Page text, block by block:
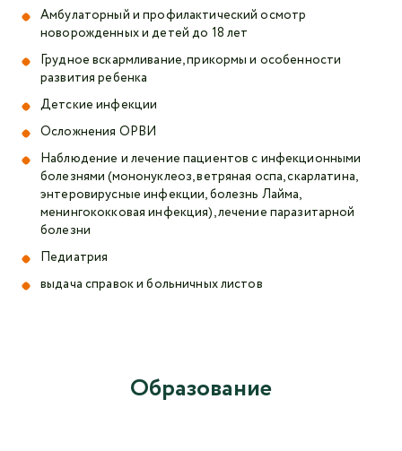
Амбулаторный и профилактический осмотр
новорожденных и детей до 18 лет
Грудное вскармливание, прикормы и особенности
развития ребенка
Детские инфекции
Осложнения ОРВИ
Наблюдение и лечение пациентов с инфекционными
болезнями (мононуклеоз, ветряная оспа, скарлатина,
энтеровирусные инфекции, болезнь Лайма,
менингококковая инфекция), лечение паразитарной
болезни
Педиатрия
выдача справок и больничных листов
Образование